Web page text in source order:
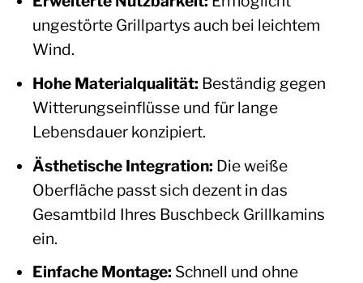
ungestörte Grillpartys auch bei leichtem
Wind.
Hohe Materialqualität: Beständig gegen
Witterungseinflüsse und für lange
Lebensdauer konzipiert.
Ästhetische Integration: Die weiße
Oberfläche passt sich dezent in das
Gesamtbild Ihres Buschbeck Grillkamins
ein.
Einfache Montage: Schnell und ohne